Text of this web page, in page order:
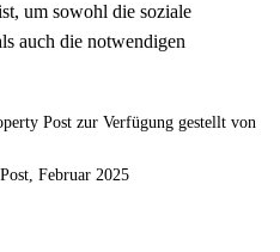
um sowohl die soziale
auch die notwendigen
Post zur Verfügung gestellt von
Februar 2025